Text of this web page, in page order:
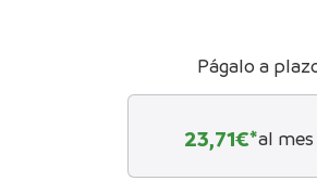
Págalo a
23,71€*al